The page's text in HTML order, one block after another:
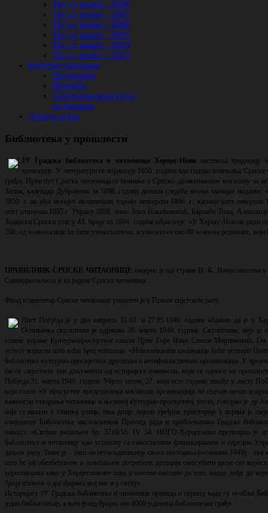
Трг од књиге - 2008
Трг од књиге - 2007
Трг од књиге - 2006
Трг од књиге - 2005
Трг од књиге - 2004
Трг од књиге - 2003
Културни програми
Промоције
Изложбе
Литерарни конкурси/
радионице
Дјечији кутак
Библиотека у прошлости
ЈУ Градска библиотека и читаоница Херцег-Нови
наставља традицију
читаонице. У литератури се појављује 1850. година као година оснивања
грађи. Први пут Српска читаоница се помиње у Српско–далматинском магазину за
Затим, календар Дубровник за 1898. годину доноси следеће веома значајне
1850. г. па због некијех политичких узрока затворена 1866. г.; касније опет
опет отворена 1895.г. Управу 1898. чине: Јово Накићеновић, Барнаба Тоцај,
Задарски Српски глас у 43. броју из 1894. године објављује: «У Херцег-Новом ради
200, од чланова који ће бити утемељитељи, а уписало се око 80 чланова редовних,
ПРАВИЛНИК СРПСКЕ ЧИТАОНИЦЕ овјерен је од стране Ц. К. Намјесништва
Савиндан почела је са радом Српска читаоница.
Фонд и инвентар Српске читаонице уништен је у Првом свјетском рату.
Лист Побједа је у два наврата: 31.03. и 27.05.1949. године објавио да је у
Оснивачка скупштина је одржана 28. марта 1949. године. Скупштини, коју
главне управе Културнопросвјетног савеза Црне Горе Нико Симов Мартиновић.
услуге користи што већи број читалаца. «Новооснована књижница биће уствари
библиотеке културно-просвјетних друштава и антифашистичких организација. У
би се смјестили сви документи од историјске важности, који се односе на
Побједа 31. марта 1949. године. Убрзо затим, 27. маја исте године, такође у листу
који гласи: «У присуству представника масовних организација, на свечан начин
важности отварања читаонице и њезиној културно-просвјетној улози, говорио је др
која се налази у главној улици, има двије лијепо уређене просторије у којима је
извјештају Библиотеке насловљеном Преглед рада и проблематика Градске
наводи: «Својим решењем бр. 3710/16. IV 54. НОГО-Херцегнови претворио је
библиотеку и читаоницу као установу са самосталним финансирањем и одредио
даљем раду. Тиме је – баш на петогодишњицу свога постојања (основана 1949) - ова
што ће јој обезбеђењем и повећањем потребних дотација омогућити даље све
корисницима како у Херцегновоме тако и његове околине да што лакше дођу до
броја штампе о догађајима код нас и у свету».
Историјату ЈУ Градска библиотека и читаоница припада и период када су особље
један библиотекар, а њен фонд бројао око 8000 јединица библиотечке грађе.